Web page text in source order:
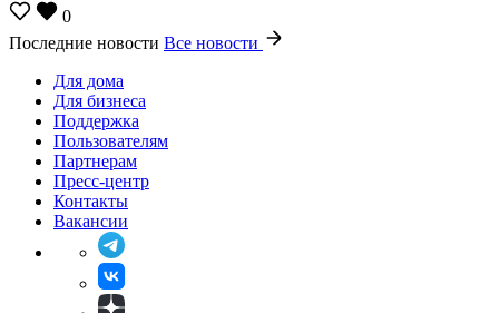
0
Последние новости Все новости
Для дома
Для бизнеса
Поддержка
Пользователям
Партнерам
Пресс-центр
Контакты
Вакансии